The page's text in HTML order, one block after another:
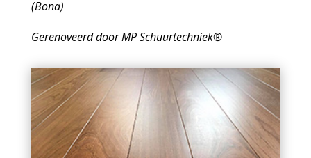
(Bona)
Gerenoveerd door MP Schuurtechniek®